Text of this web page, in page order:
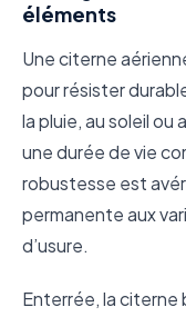
éléments
Une citerne
pour résister
la pluie, au soleil
une durée de vie
robustesse est
permanente aux
d’usure.
Enterrée, la citerne